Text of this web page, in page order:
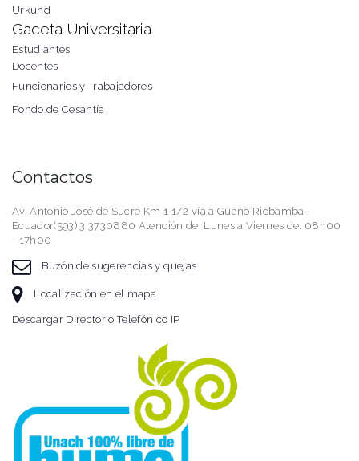
Urkund
Gaceta Universitaria
Estudiantes
Docentes
Funcionarios y Trabajadores
Fondo de Cesantía
Contactos
Av. Antonio José de Sucre Km 1 1/2 vía a Guano Riobamba-
Ecuador(593) 3 3730880 Atención de: Lunes a Viernes de: 08h00
- 17h00
Buzón de sugerencias y quejas
Localización en el mapa
Descargar Directorio Telefónico IP